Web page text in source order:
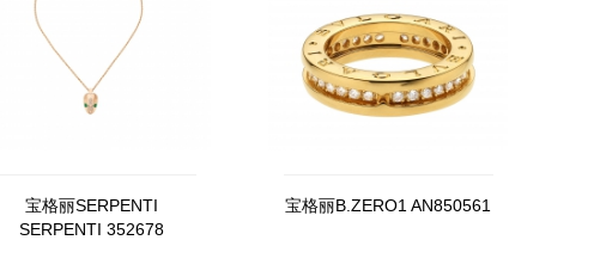
宝格丽SERPENTI
SERPENTI 352678
宝格丽B.ZERO1 AN850561